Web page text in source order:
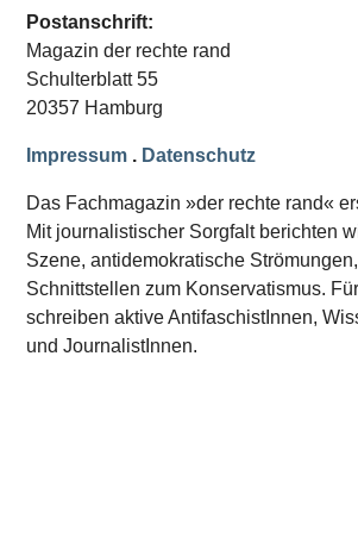
Schwerpunkte Übersicht
Schwerpunkt AFD-Verbot
Schwerpunkt zur USA und Faschist Trump
Schwerpunkt »Identitäre Bewegung«
Schwerpunkt »Reichsbürger«
Ausgaben Übersicht
Ausgabe 221
Ausgabe 220
Ausgabe 219
Ausgabe 217
Ausgabe 216
Postanschrift:
Magazin der rechte rand
Schulterblatt 55
20357 Hamburg
Impressum . Datenschutz
Das Fachmagazin »der rechte rand«
Mit journalistischer Sorgfalt berichten
Szene, antidemokratische
Schnittstellen zum Konservatismus.
schreiben aktive AntifaschistInnen,
und JournalistInnen.